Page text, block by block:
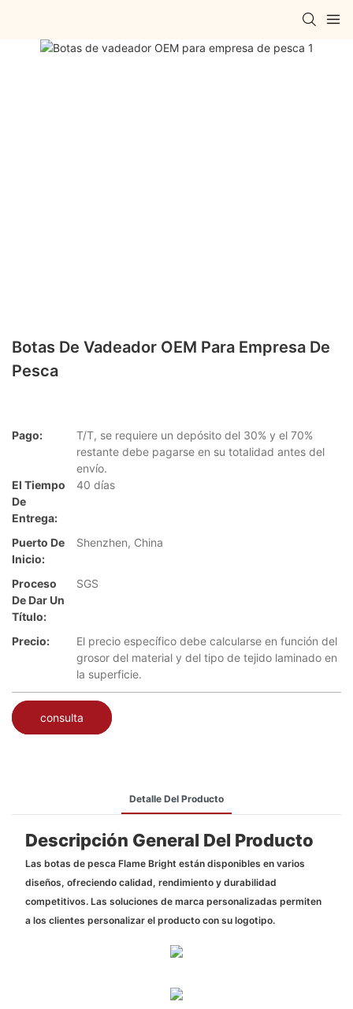
Botas De Vadeador OEM Para Empresa De
Pesca
Pago:
T/T, se requiere un depósito del 30% y el 70%
restante debe pagarse en su totalidad antes del
envío.
El Tiempo
De
Entrega:
40 días
Puerto De
Inicio:
Shenzhen, China
Proceso
De Dar Un
Título:
SGS
Precio:
El precio específico debe calcularse en función del
grosor del material y del tipo de tejido laminado en
la superficie.
consulta
Detalle Del Producto
Descripción General Del Producto
Las botas de pesca Flame Bright están disponibles en varios
diseños, ofreciendo calidad, rendimiento y durabilidad
competitivos. Las soluciones de marca personalizadas permiten
a los clientes personalizar el producto con su logotipo.